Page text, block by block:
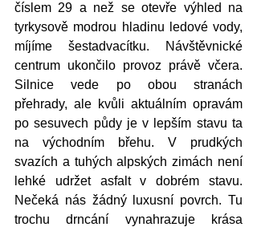
číslem 29 a než se otevře výhled na
tyrkysově modrou hladinu ledové vody,
míjíme šestadvacítku. Návštěvnické
centrum ukončilo provoz právě včera.
Silnice vede po obou stranách
přehrady, ale kvůli aktuálním opravám
po sesuvech půdy je v lepším stavu ta
na východním břehu. V prudkých
svazích a tuhých alpských zimách není
lehké udržet asfalt v dobrém stavu.
Nečeká nás žádný luxusní povrch. Tu
trochu drncání vynahrazuje krása